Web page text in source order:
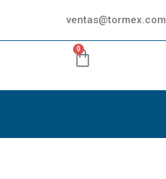
ventas@tormex.com
0